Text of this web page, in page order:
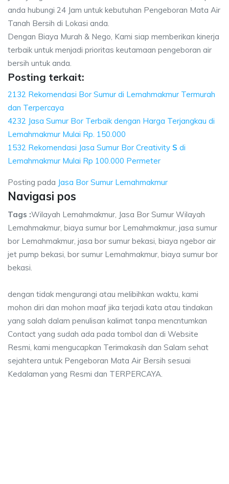
anda hubungi 24 Jam untuk kebutuhan Pengeboran Mata Air
Tanah Bersih di Lokasi anda.
Dengan Biaya Murah & Nego, Kami siap memberikan kinerja
terbaik untuk menjadi prioritas keutamaan pengeboran air
bersih untuk anda.
Posting terkait:
2132 Rekomendasi Bor Sumur di Lemahmakmur Termurah
dan Terpercaya
4232 Jasa Sumur Bor Terbaik dengan Harga Terjangkau di
Lemahmakmur Mulai Rp. 150.000
1532 Rekomendasi Jasa Sumur Bor Creativity S di
Lemahmakmur Mulai Rp 100.000 Permeter
Posting pada Jasa Bor Sumur Lemahmakmur
Navigasi pos
Tags :Wilayah Lemahmakmur, Jasa Bor Sumur Wilayah
Lemahmakmur, biaya sumur bor Lemahmakmur, jasa sumur
bor Lemahmakmur, jasa bor sumur bekasi, biaya ngebor air
jet pump bekasi, bor sumur Lemahmakmur, biaya sumur bor
bekasi.
dengan tidak mengurangi atau melibihkan waktu, kami
mohon diri dan mohon maaf jika terjadi kata atau tindakan
yang salah dalam penulisan kalimat tanpa mencntumkan
Contact yang sudah ada pada tombol dan di Website
Resmi, kami mengucapkan Terimakasih dan Salam sehat
sejahtera untuk Pengeboran Mata Air Bersih sesuai
Kedalaman yang Resmi dan TERPERCAYA.